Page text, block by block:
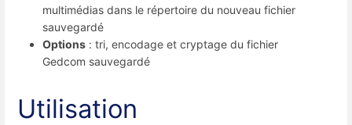
multimédias dans le répertoire du nouveau fichier
sauvegardé
Options : tri, encodage et cryptage du fichier
Gedcom sauvegardé
Utilisation